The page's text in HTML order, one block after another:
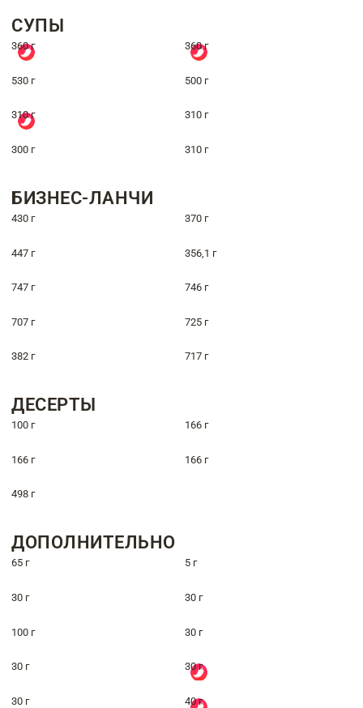
СУПЫ
360 г 360 г
530 г 500 г
310 г 310 г
300 г 310 г
БИЗНЕС-ЛАНЧИ
430 г 370 г
447 г 356,1 г
747 г 746 г
707 г 725 г
382 г 717 г
ДЕСЕРТЫ
100 г 166 г
166 г 166 г
498 г
ДОПОЛНИТЕЛЬНО
65 г 5 г
30 г 30 г
100 г 30 г
30 г 30 г
30 г 40 г